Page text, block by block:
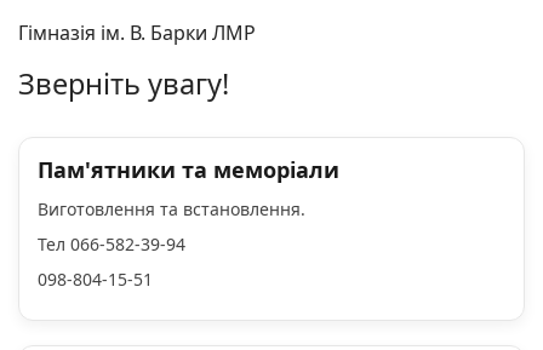
Гімназія ім. В. Барки ЛМР
Зверніть увагу!
Пам'ятники та меморіали
Виготовлення та встановлення.
Тел 066-582-39-94
098-804-15-51